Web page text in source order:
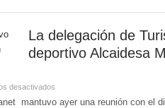
La delegación de
deportivo Alcaidesa
desactivados
mantuvo ayer una reunión con el